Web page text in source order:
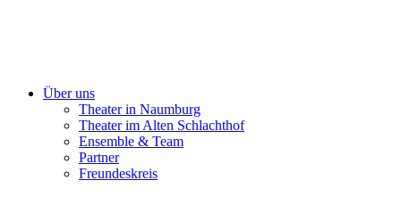
Über uns
Theater in Naumburg
Theater im Alten Schlachthof
Ensemble & Team
Partner
Freundeskreis